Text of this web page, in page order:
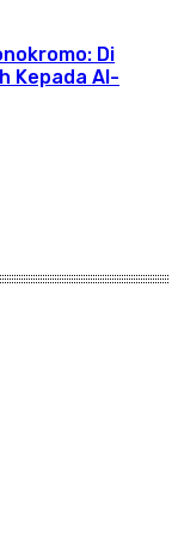
Di
Kepada Al-